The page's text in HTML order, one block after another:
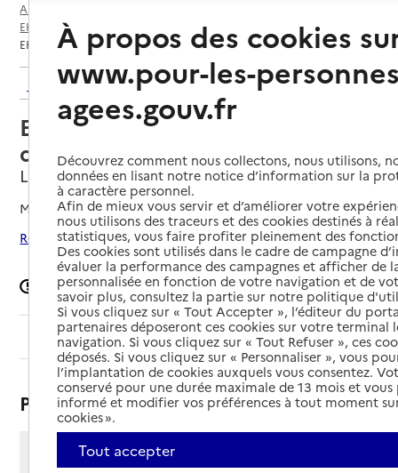
Annuaire EHPAD et maisons de retraite
EHPAD par département
Vendée (85)
Les Brouzils
EHPAD Les Roses d'or - Le Chêne d'or
Retour aux résultats de l'annuaire
EHPAD Les Roses d'or - Le Chêne
d'or
Les Brouzils, VENDEE
Mis à jour le16/07/2025
Rechercher les établissements autour de Les Brouzils
Signaler une erreur
Sommaire
Présentation
16 rue de la Chênaie
À propos des cookies
www.pour-les-
agees.gouv.fr
Découvrez comment nous collectons, nous utilisons,
données en lisant notre notice d’information sur la
à caractère personnel.
Afin de mieux vous servir et d’améliorer votre
nous utilisons des traceurs et des cookies destinés à
statistiques, vous faire profiter pleinement des
Des cookies sont utilisés dans le cadre de campagne
évaluer la performance des campagnes et afficher de
personnalisée en fonction de votre navigation et de
savoir plus, consultez la partie sur notre politique
Si vous cliquez sur « Tout Accepter », l’éditeur du
partenaires déposeront ces cookies sur votre terminal
navigation. Si vous cliquez sur « Tout Refuser », ces
déposés. Si vous cliquez sur « Personnaliser », vous
l’implantation de cookies auxquels vous consentez.
conservé pour une durée maximale de 13 mois et
informé et modifier vos préférences à tout moment
cookies ».
Tout accepter